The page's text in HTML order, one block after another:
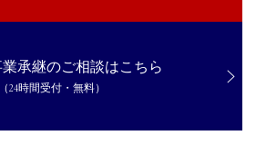
承継のご相談はこちら
（24時間受付・無料）